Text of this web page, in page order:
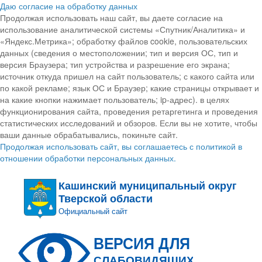
Даю согласие на обработку данных
Продолжая использовать наш сайт, вы даете согласие на
использование аналитической системы «Спутник/Аналитика» и
«Яндекс.Метрика»; обработку файлов cookie, пользовательских
данных (сведения о местоположении; тип и версия ОС, тип и
версия Браузера; тип устройства и разрешение его экрана;
источник откуда пришел на сайт пользователь; с какого сайта или
по какой рекламе; язык ОС и Браузер; какие страницы открывает и
на какие кнопки нажимает пользователь; ip-адрес). в целях
функционирования сайта, проведения ретаргетинга и проведения
статистических исследований и обзоров. Если вы не хотите, чтобы
ваши данные обрабатывались, покиньте сайт.
Продолжая использовать сайт, вы соглашаетесь с политикой в
отношении обработки персональных данных.